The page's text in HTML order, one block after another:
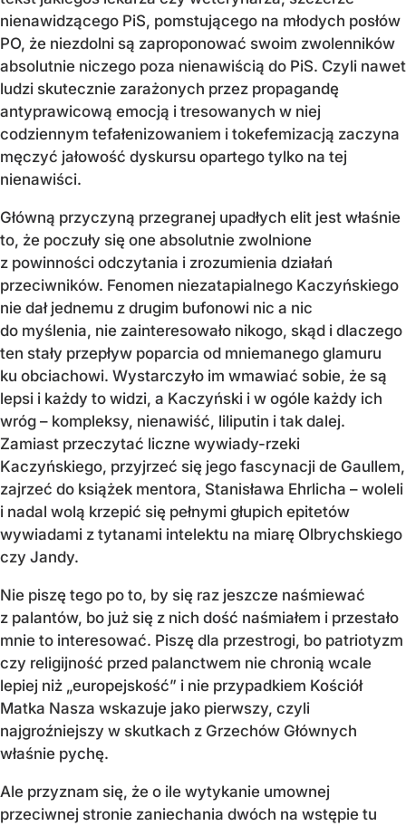
nienawidzącego PiS, pomstującego na młodych posłów
PO, że niezdolni są zaproponować swoim zwolenników
absolutnie niczego poza nienawiścią do PiS. Czyli nawet
ludzi skutecznie zarażonych przez propagandę
antyprawicową emocją i tresowanych w niej
codziennym tefałenizowaniem i tokefemizacją zaczyna
męczyć jałowość dyskursu opartego tylko na tej
nienawiści.
Główną przyczyną przegranej upadłych elit jest właśnie
to, że poczuły się one absolutnie zwolnione
z powinności odczytania i zrozumienia działań
przeciwników. Fenomen niezatapialnego Kaczyńskiego
nie dał jednemu z drugim bufonowi nic a nic
do myślenia, nie zainteresowało nikogo, skąd i dlaczego
ten stały przepływ poparcia od mniemanego glamuru
ku obciachowi. Wystarczyło im wmawiać sobie, że są
lepsi i każdy to widzi, a Kaczyński i w ogóle każdy ich
wróg – kompleksy, nienawiść, liliputin i tak dalej.
Zamiast przeczytać liczne wywiady-rzeki
Kaczyńskiego, przyjrzeć się jego fascynacji de Gaullem,
zajrzeć do książek mentora, Stanisława Ehrlicha – woleli
i nadal wolą krzepić się pełnymi głupich epitetów
wywiadami z tytanami intelektu na miarę Olbrychskiego
czy Jandy.
Nie piszę tego po to, by się raz jeszcze naśmiewać
z palantów, bo już się z nich dość naśmiałem i przestało
mnie to interesować. Piszę dla przestrogi, bo patriotyzm
czy religijność przed palanctwem nie chronią wcale
lepiej niż „europejskość” i nie przypadkiem Kościół
Matka Nasza wskazuje jako pierwszy, czyli
najgroźniejszy w skutkach z Grzechów Głównych
właśnie pychę.
Ale przyznam się, że o ile wytykanie umownej
przeciwnej stronie zaniechania dwóch na wstępie tu